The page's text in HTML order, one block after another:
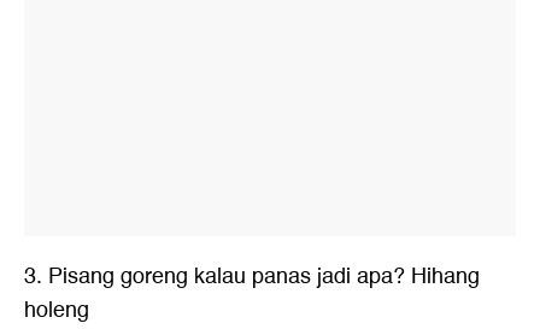
3. Pisang goreng kalau panas jadi apa? Hihang
holeng